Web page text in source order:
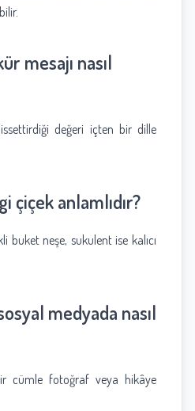
mesajı nasıl
değeri içten bir dille
çiçek anlamlıdır?
buket neşe, sukulent ise kalıcı
medyada nasıl
cümle fotoğraf veya hikâye